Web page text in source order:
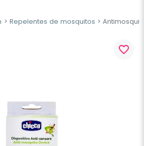
Repelentes de mosquitos
favorite_border